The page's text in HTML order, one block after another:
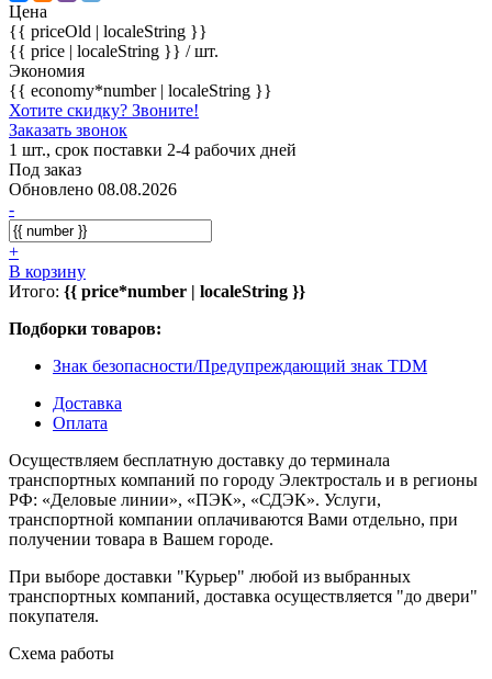
Цена
{{ priceOld | localeString }}
{{ price | localeString }} / шт.
Экономия
{{ economy*number | localeString }}
Хотите скидку? Звоните!
Заказать звонок
1 шт., срок поставки 2-4 рабочих дней
Под заказ
Обновлено 08.08.2026
-
+
В корзину
Итого: {{ price*number | localeString }}
Подборки товаров:
Знак безопасности/Предупреждающий знак TDM
Доставка
Оплата
Осуществляем бесплатную доставку до терминала
транспортных компаний по городу Электросталь и в регионы
РФ: «Деловые линии», «ПЭК», «СДЭК». Услуги,
транспортной компании оплачиваются Вами отдельно, при
получении товара в Вашем городе.
При выборе доставки "Курьер" любой из выбранных
транспортных компаний, доставка осуществляется "до двери"
покупателя.
Схема работы